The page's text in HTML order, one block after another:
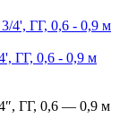
ГГ, 0,6 - 0,9 м
ГГ, 0,6 — 0,9 м